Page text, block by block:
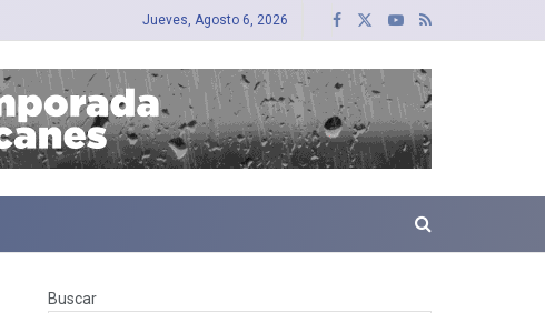
Jueves, Agosto 6, 2026
Buscar